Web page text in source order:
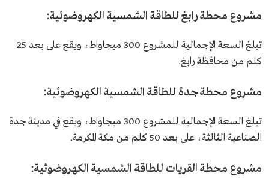
مشروع محطة رابغ للطاقة الشمسية الكهروضوئية:
تبلغ السعة الإجمالية للمشروع 300 ميجاواط، ويقع على بعد 25
كلم من محافظة رابغ.​
مشروع محطة جدة للطاقة الشمسية الكهروضوئية:
تبلغ السعة الإجمالية للمشروع 300 ميجاواط، ويقع في مدينة جدة
الصناعية الثالثة، على بعد 50 كلم من مكة المكرمة.​​​
مشروع محطة القريات للطاقة الشمسية الكهروضوئية: